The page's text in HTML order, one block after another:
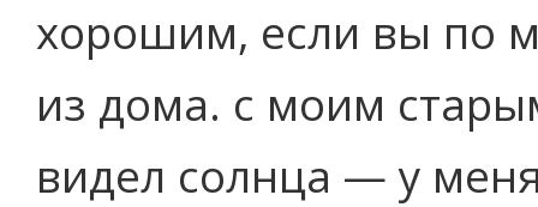
хорошим, если вы по
из дома. с моим
видел солнца — у